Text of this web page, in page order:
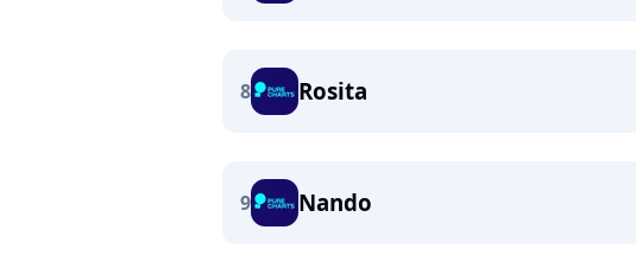
8 Rosita
9 Nando